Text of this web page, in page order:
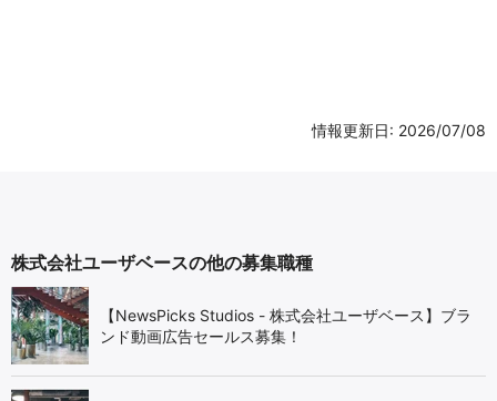
情報更新日: 2026/07/08
株式会社ユーザベースの他の募集職種
【NewsPicks Studios - 株式会社ユーザベース】ブラ
ンド動画広告セールス募集！